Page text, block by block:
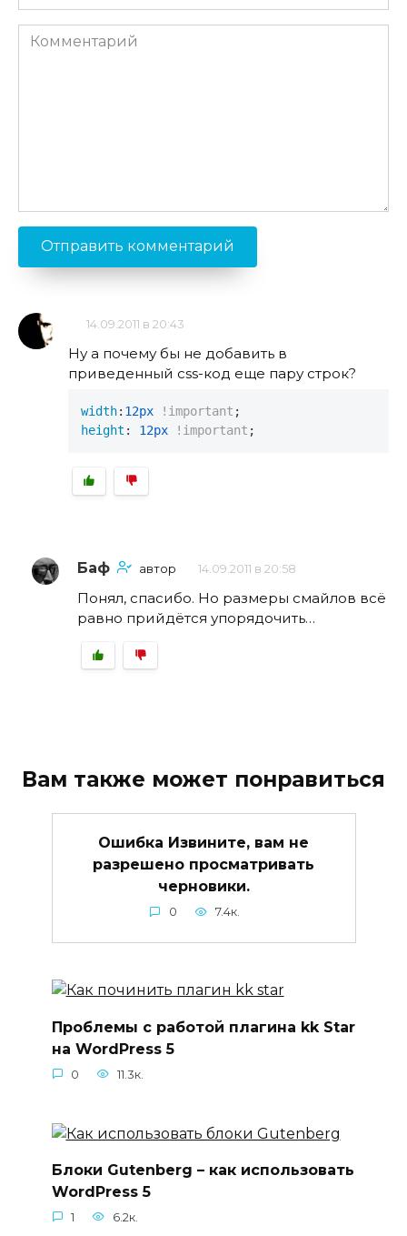
*
Комментарий
14.09.2011 в 20:43
Ну а почему бы не добавить в
приведенный css-код еще пару строк?
width: 12px !important
height : 12px !important ;
Баф автор 14.09.2011 в 20:58
Понял, спасибо. Но размеры смайлов всё
равно прийдётся упорядочить…
Вам также может понравиться
Ошибка Извините, вам не
разрешено просматривать
черновики.
0 7.4к.
Проблемы с работой плагина kk Star
на WordPress 5
0 11.3к.
Блоки Gutenberg – как использовать
WordPress 5
1 6.2к.